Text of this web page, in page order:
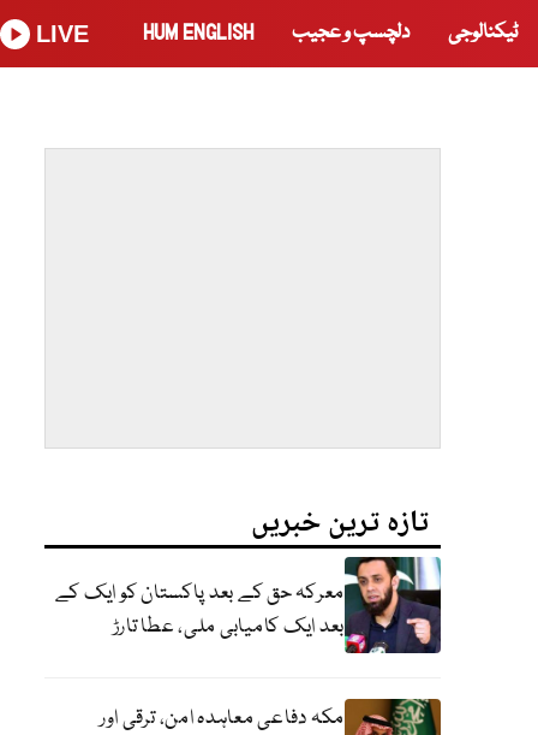
ٹیکنالوجی دلچسپ و عجیب HUM ENGLISH
LIVE
تازہ ترین خبریں
معرکہ حق کے بعد پاکستان کو ایک کے
بعد ایک کامیابی ملی، عطا تارڑ
مکہ دفاعی معاہدہ امن، ترقی اور